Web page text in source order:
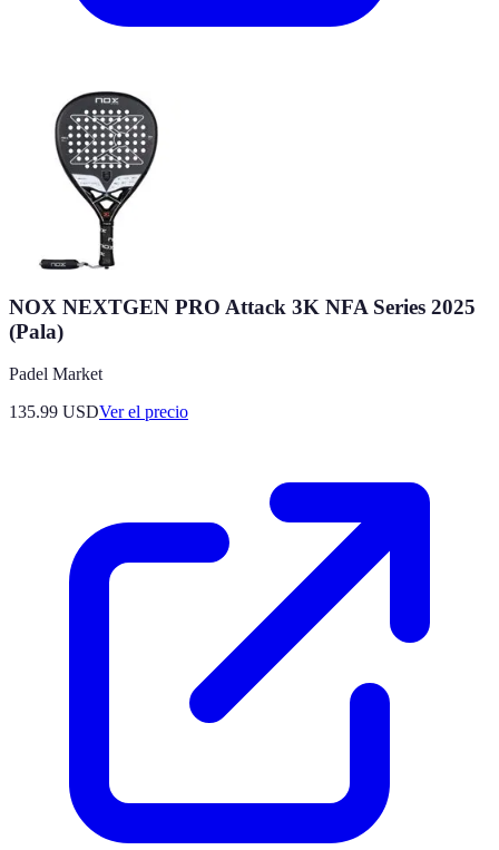
NOX NEXTGEN PRO Attack 3K NFA Series 2025
(Pala)
Padel Market
135.99 USDVer el precio